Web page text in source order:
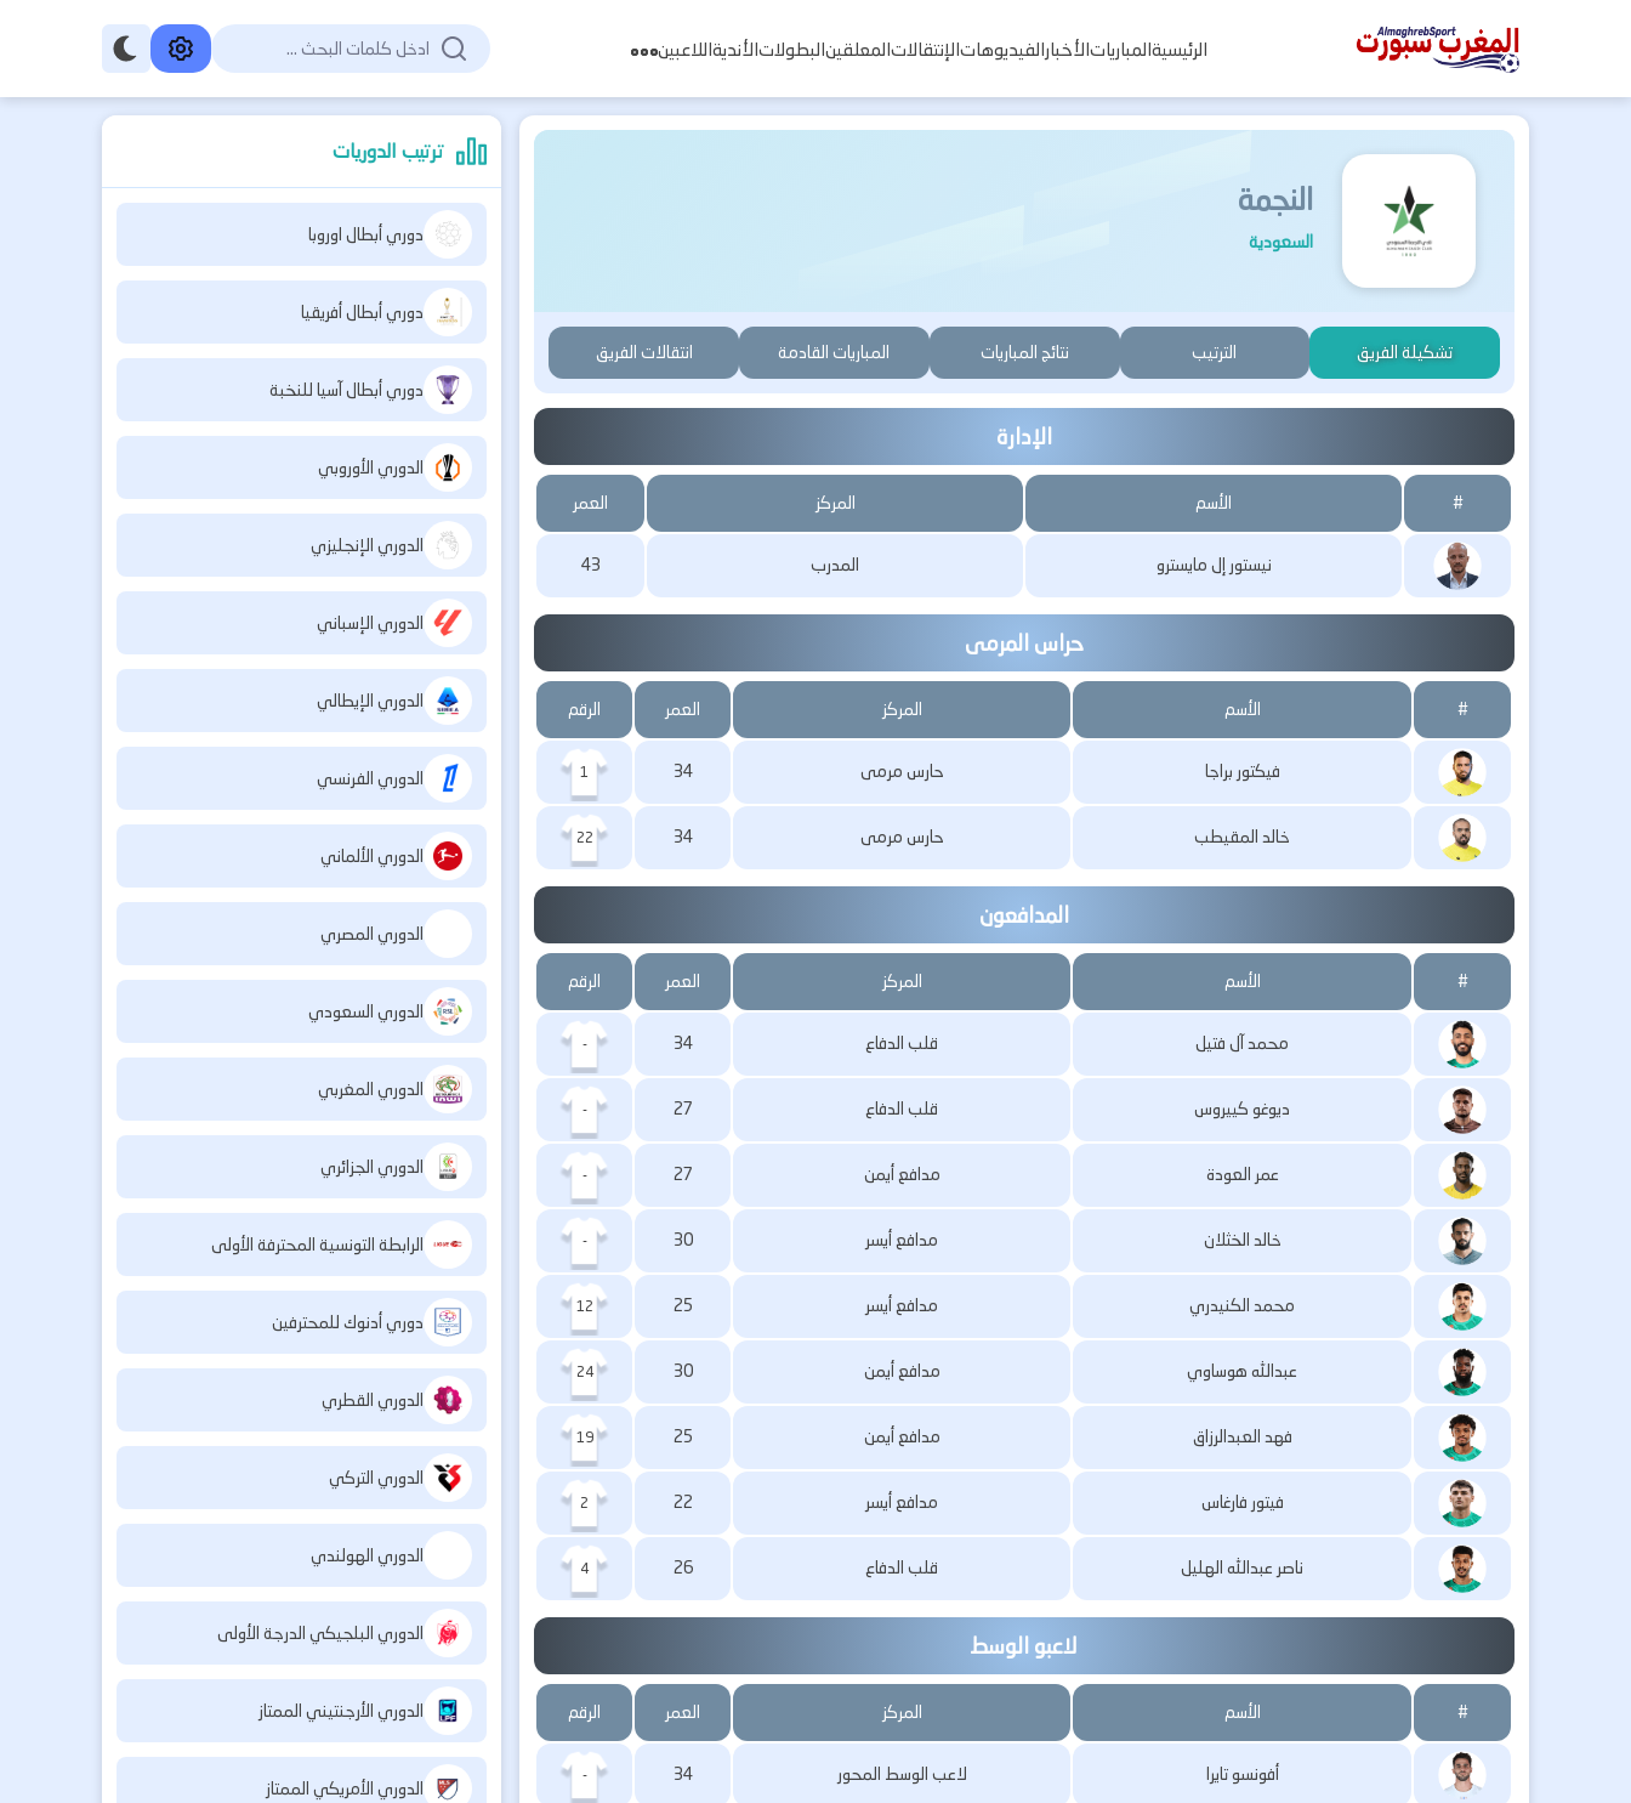
المغرب
الرئيسيةالمبارياتالأخبارالفيديوهاتالإنتقالاتالمعلقينالبطولاتالأنديةاللاعبين
النجمة
السعودية
تشكيلة الفريق الترتيب نتائج المباريات المباريات القادمة انتقالات الفريق
الإدارة
# الأسم المركز العمر
نيستور إل مايسترو المدرب 43
حراس المرمى
# الأسم المركز العمر الرقم
فيكتور براجا حارس مرمى 34
1
خالد المقيطب حارس مرمى 34
22
المدافعون
# الأسم المركز العمر الرقم
محمد آل فتيل قلب الدفاع 34
-
ديوغو كييروس قلب الدفاع 27
-
عمر العودة مدافع أيمن 27
-
خالد الخثلان مدافع أيسر 30
-
محمد الكنيدري مدافع أيسر 25
12
عبدالله هوساوي مدافع أيمن 30
24
فهد العبدالرزاق مدافع أيمن 25
19
فيتور فارغاس مدافع أيسر 22
2
ناصر عبدالله الهليل قلب الدفاع 26
4
لاعبو الوسط
# الأسم المركز العمر الرقم
أفونسو تايرا لاعب الوسط المحور 34
-
ترتيب الدوريات
دوري أبطال اوروبا
دوري أبطال أفريقيا
دوري أبطال آسيا للنخبة
الدوري الأوروبي
الدوري الإنجليزي
الدوري الإسباني
الدوري الإيطالي
الدوري الفرنسي
الدوري الألماني
الدوري المصري
الدوري السعودي
الدوري المغربي
الدوري الجزائري
الرابطة التونسية المحترفة الأولى
دوري أدنوك للمحترفين
الدوري القطري
الدوري التركي
الدوري الهولندي
الدوري البلجيكي الدرجة الأولى
الدوري الأرجنتيني الممتاز
الدوري الأمريكي الممتاز